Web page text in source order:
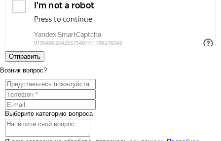
Отправить
Возник вопрос?
Выберите категорию вопроса